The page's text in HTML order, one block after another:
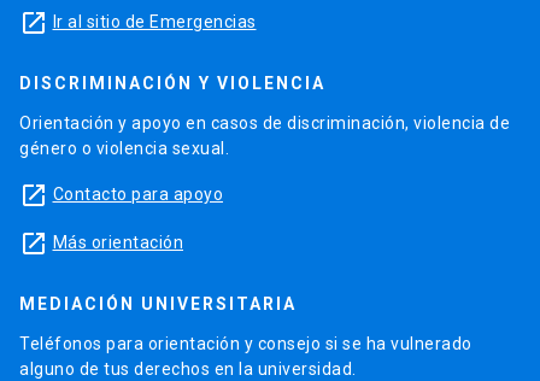
launch Ir al sitio de Emergencias
DISCRIMINACIÓN Y VIOLENCIA
Orientación y apoyo en casos de discriminación, violencia de
género o violencia sexual.
launch Contacto para apoyo
launch Más orientación
MEDIACIÓN UNIVERSITARIA
Teléfonos para orientación y consejo si se ha vulnerado
alguno de tus derechos en la universidad.